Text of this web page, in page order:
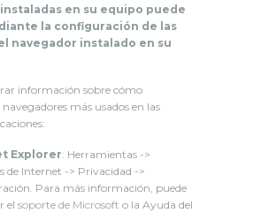
en su equipo puede
la configuración de las
navegador instalado en su
información sobre cómo
más usados en las
Explorer: Herramientas ->
de Internet -> Privacidad ->
Para más información, puede
el soporte de Microsoft o la Ayuda del